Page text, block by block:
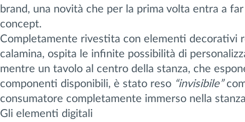
brand, una novità che per la prima volta entra a
concept.
Completamente rivestita con elementi decorativi
calamina, ospita le infinite possibilità di
mentre un tavolo al centro della stanza, che
componenti disponibili, è stato reso “invisibile”
consumatore completamente immerso nella
Gli elementi digitali